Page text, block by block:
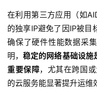
在利用第三方应用（如
的独享IP避免了因IP被目
确保了硬件性能数据采
明，稳定的网络基础设施
重要保障，尤其在跨国
的云服务能显著提升运维